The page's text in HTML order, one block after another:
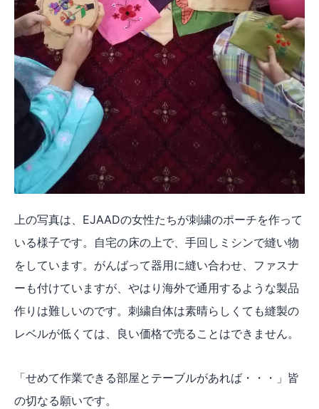
上の写真は、EJAADの女性たちが刺繍のポーチを作って
いる様子です。自宅の床の上で、手回しミシンで縫い物
をしています。がんばって器用に縫い合わせ、ファスナ
ーも付けていますが、やはり海外で通用するような製品
作りは難しいのです。刺繍自体は素晴らしくても縫製の
レベルが低くては、良い価格で売ることはできません。
「せめて作業できる部屋とテーブルがあれば・・・」皆
の切なる願いです。